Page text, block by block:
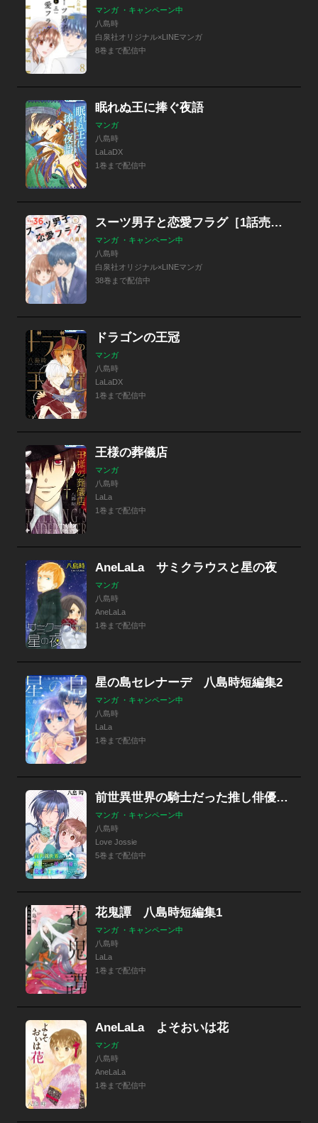
マンガ ・キャンペーン中
八島時
白泉社オリジナル×LINEマンガ
8巻まで配信中
眠れぬ王に捧ぐ夜語
マンガ
八島時
LaLaDX
1巻まで配信中
スーツ男子と恋愛フラグ［1話売り］
マンガ ・キャンペーン中
八島時
白泉社オリジナル×LINEマンガ
38巻まで配信中
ドラゴンの王冠
マンガ
八島時
LaLaDX
1巻まで配信中
王様の葬儀店
マンガ
八島時
LaLa
1巻まで配信中
AneLaLa サミクラウスと星の夜
マンガ
八島時
AneLaLa
1巻まで配信中
星の島セレナーデ 八島時短編集2
マンガ ・キャンペーン中
八島時
LaLa
1巻まで配信中
前世異世界の騎士だった推し俳優の最愛の主はオレみたいです［1話売り］
マンガ ・キャンペーン中
八島時
Love Jossie
5巻まで配信中
花鬼譚 八島時短編集1
マンガ ・キャンペーン中
八島時
LaLa
1巻まで配信中
AneLaLa よそおいは花
マンガ
八島時
AneLaLa
1巻まで配信中